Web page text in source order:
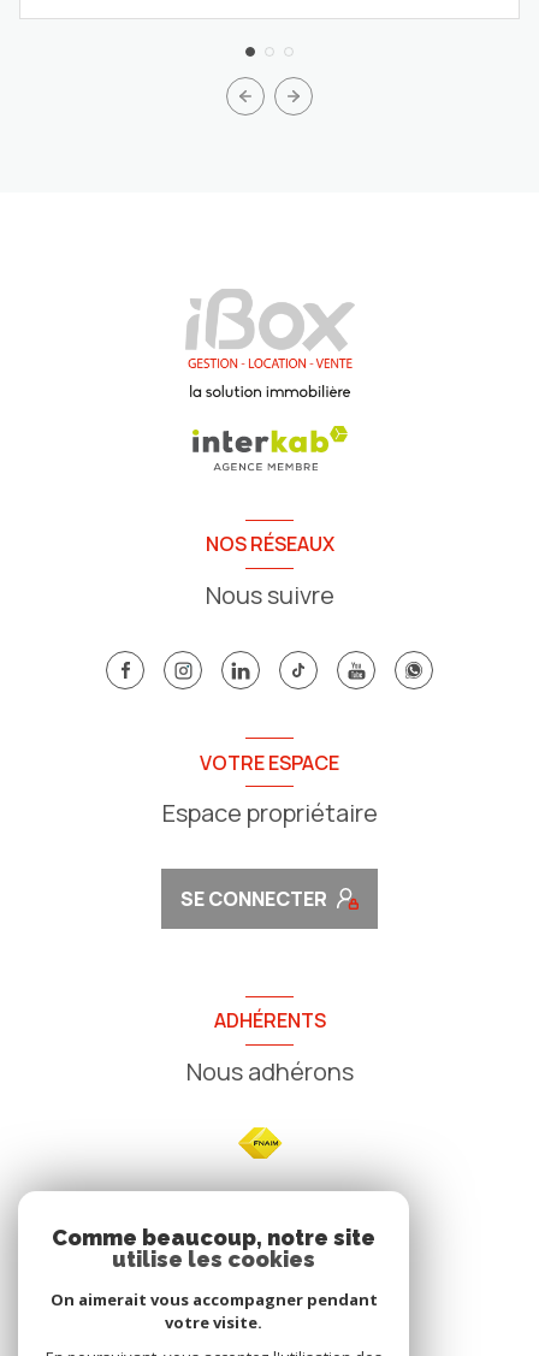
NOS RÉSEAUX
Nous suivre
VOTRE ESPACE
Espace propriétaire
SE CONNECTER
ADHÉRENTS
Nous adhérons
NOS
Comme beaucoup, notre site
utilise les cookies
On aimerait vous accompagner pendant
votre visite.